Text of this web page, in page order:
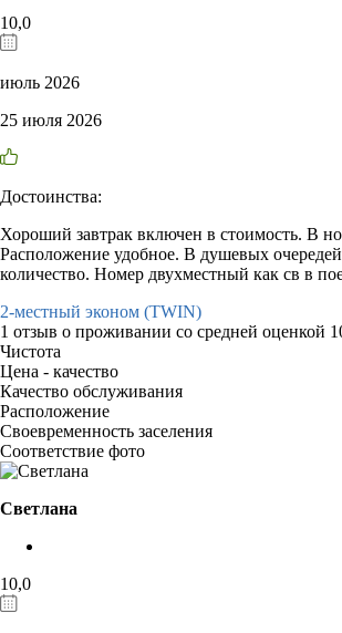
10,0
июль 2026
25 июля 2026
Достоинства:
Хороший завтрак включен в стоимость. В
Расположение удобное. В душевых
количество. Номер двухместный как св в
2-местный эконом (TWIN)
1 отзыв о проживании со средней оценкой
Чистота
Цена - качество
Качество обслуживания
Расположение
Своевременность заселения
Соответствие фото
Светлана
10,0